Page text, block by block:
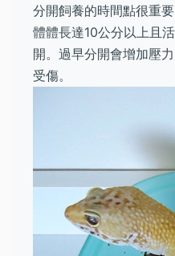
分開飼養的時間點很重
體體長達10公分以上且
開。過早分開會增加壓
受傷。